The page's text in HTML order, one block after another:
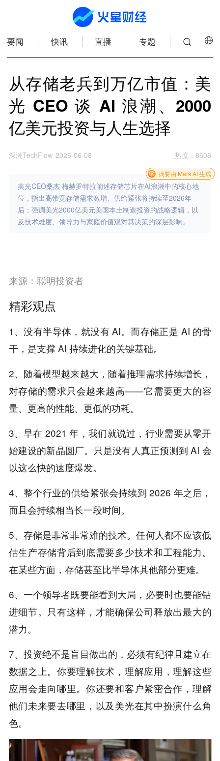
要闻 快讯 直播 专题
从存储老兵到万亿市值：美
光 CEO 谈 AI 浪潮、2000
亿美元投资与人生选择
深潮TechFlow 2026-06-08 热度 ：8608
美光CEO桑杰·梅赫罗特拉阐述存储芯片在AI浪潮中的核心地
位，指出高带宽存储需求激增、供给紧张将持续至2026年
后；强调美光2000亿美元美国本土制造投资的战略逻辑，以
及技术难度、领导力与家庭价值观对其决策的深层影响。
摘要由 Mars AI 生成
来源：聪明投资者
精彩观点
1、没有半导体，就没有 AI。而存储正是 AI 的骨
干，是支撑 AI 持续进化的关键基础。
2、随着模型越来越大，随着推理需求持续增长，
对存储的需求只会越来越高——它需要更大的容
量、更高的性能、更低的功耗。
3、早在 2021 年，我们就说过，行业需要从零开
始建设的新晶圆厂。只是没有人真正预测到 AI 会
以这么快的速度爆发。
4、整个行业的供给紧张会持续到 2026 年之后，
而且会持续相当长一段时间。
5、存储是非常非常难的技术。任何人都不应该低
估生产存储背后到底需要多少技术和工程能力。
在某些方面，存储甚至比半导体其他部分更难。
6、一个领导者既要能看到大局，必要时也要能钻
进细节。只有这样，才能确保公司释放出最大的
潜力。
7、投资绝不是盲目做出的，必须有纪律且建立在
数据之上。你要理解技术，理解应用，理解这些
应用会走向哪里。你还要和客户紧密合作，理解
他们未来要去哪里，以及美光在其中扮演什么角
色。